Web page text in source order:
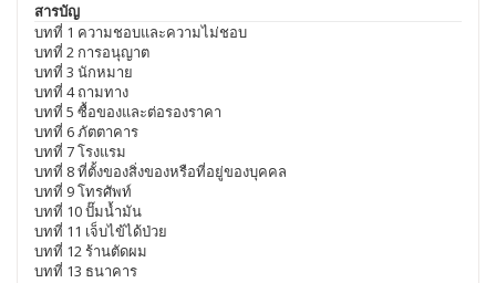
สารบัญ
บทที่ 1 ความชอบและความไม่ชอบ
บทที่ 2 การอนุญาต
บทที่ 3 นักหมาย
บทที่ 4 ถามทาง
บทที่ 5 ซื้อของและต่อรองราคา
บทที่ 6 ภัตตาคาร
บทที่ 7 โรงแรม
บทที่ 8 ที่ตั้งของสิ่งของหรือที่อยู่ของบุคคล
บทที่ 9 โทรศัพท์
บทที่ 10 ปั๊มน้ำมัน
บทที่ 11 เจ็บไข้ได้ป่วย
บทที่ 12 ร้านตัดผม
บทที่ 13 ธนาคาร